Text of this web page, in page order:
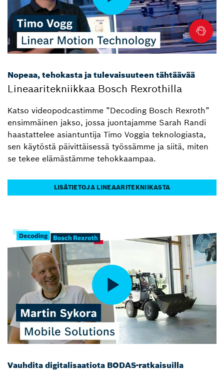
Nopeaa, tehokasta ja tulevaisuuteen tähtäävää
Lineaaritekniikkaa Bosch Rexrothilla
Katso videopodcastimme ”Decoding Bosch Rexroth”
ensimmäinen jakso, jossa juontajamme Sarah Randi
haastattelee asiantuntija Timo Voggia teknologiasta,
sen käytöstä päivittäisessä työssämme ja siitä, miten
se tekee elämästämme tehokkaampaa.
LISÄTIETOJA LINEAARITEKNIIKASTA
Vauhdita digitalisaatiota BODAS-ratkaisuilla